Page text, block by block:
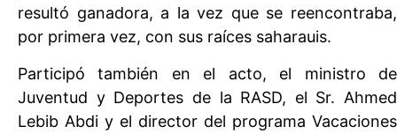
resultó ganadora, a la vez que se reencontraba,
por primera vez, con sus raíces saharauis.
Participó también en el acto, el ministro de
Juventud y Deportes de la RASD, el Sr. Ahmed
Lebib Abdi y el director del programa Vacaciones